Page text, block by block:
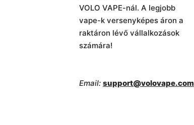
VOLO VAPE-nál. A legjobb
vape-k versenyképes áron a
raktáron lévő vállalkozások
számára!
Email: support@volovape.com